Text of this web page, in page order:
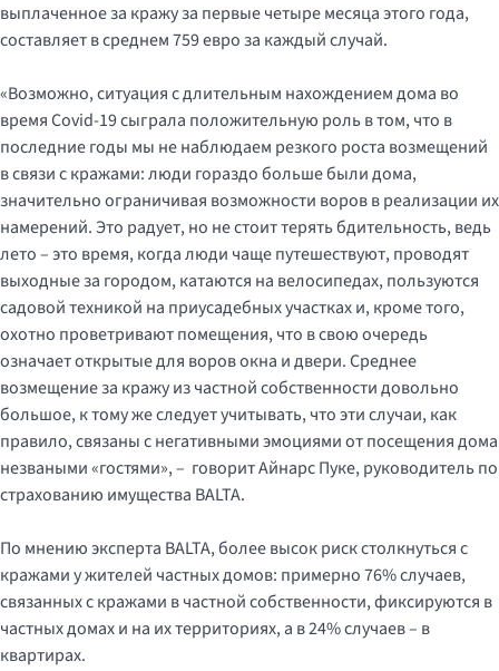
выплаченное за кражу за первые четыре месяца этого года,
составляет в среднем 759 евро за каждый случай.
«Возможно, ситуация с длительным нахождением дома во
время Covid-19 сыграла положительную роль в том, что в
последние годы мы не наблюдаем резкого роста возмещений
в связи с кражами: люди гораздо больше были дома,
значительно ограничивая возможности воров в реализации их
намерений. Это радует, но не стоит терять бдительность, ведь
лето – это время, когда люди чаще путешествуют, проводят
выходные за городом, катаются на велосипедах, пользуются
садовой техникой на приусадебных участках и, кроме того,
охотно проветривают помещения, что в свою очередь
означает открытые для воров окна и двери. Среднее
возмещение за кражу из частной собственности довольно
большое, к тому же следует учитывать, что эти случаи, как
правило, связаны с негативными эмоциями от посещения дома
незваными «гостями», – говорит Айнарс Пуке, руководитель по
страхованию имущества BALTA.
По мнению эксперта BALTA, более высок риск столкнуться с
кражами у жителей частных домов: примерно 76% случаев,
связанных с кражами в частной собственности, фиксируются в
частных домах и на их территориях, а в 24% случаев – в
квартирах.